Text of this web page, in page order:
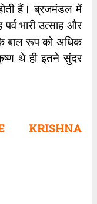
हैं। ब्रजमंडल में
भारी उत्साह और
बाल रूप को अधिक
कृष्ण थे ही इतने सुंदर
KRISHNA